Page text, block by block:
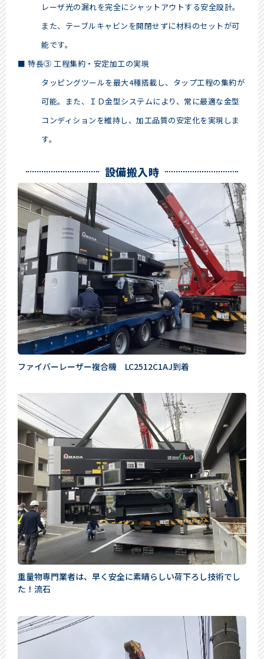
レーザ光の漏れを完全にシャットアウトする安全設計。
また、テーブルキャビンを開閉せずに材料のセットが可
能です。
■ 特長③ 工程集約・安定加工の実現
タッピングツールを最大4種搭載し、タップ工程の集約が
可能。また、ＩＤ金型システムにより、常に最適な金型
コンディションを維持し、加工品質の安定化を実現しま
す。
設備搬入時
ファイバーレーザー複合機 LC2512C1AJ到着
重量物専門業者は、早く安全に素晴らしい荷下ろし技術でし
た！流石